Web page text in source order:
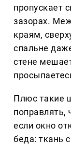
пропускает
зазорах.
краям,
спальне
стене
Плюс такие
поправлять,
если окно
беда: ткань